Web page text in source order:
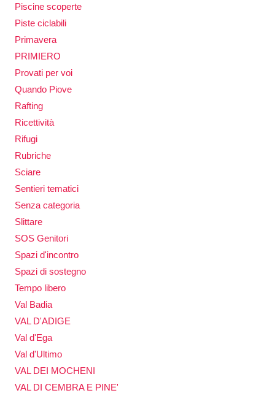
Piscine scoperte
Piste ciclabili
Primavera
PRIMIERO
Provati per voi
Quando Piove
Rafting
Ricettività
Rifugi
Rubriche
Sciare
Sentieri tematici
Senza categoria
Slittare
SOS Genitori
Spazi d'incontro
Spazi di sostegno
Tempo libero
Val Badia
VAL D'ADIGE
Val d'Ega
Val d'Ultimo
VAL DEI MOCHENI
VAL DI CEMBRA E PINE'